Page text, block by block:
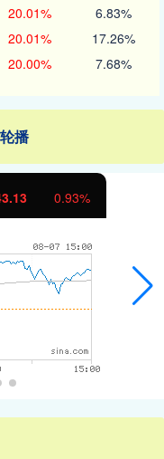
20.01% 6.83%
20.01% 17.26%
20.00% 7.68%
播
0.93%